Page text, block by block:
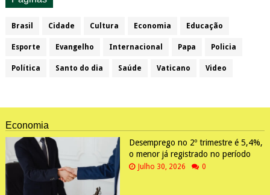
Brasil Cidade Cultura Economia Educação
Esporte Evangelho Internacional Papa Policia
Política Santo do dia Saúde Vaticano Video
Economia
Desemprego no 2º trimestre é 5,4%,
o menor já registrado no período
Julho 30, 2026 0